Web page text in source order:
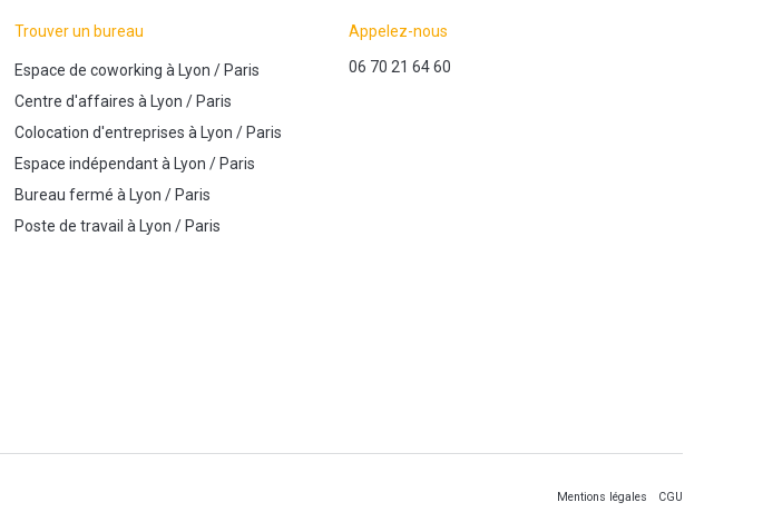
Trouver un bureau
Espace de coworking à Lyon / Paris
Centre d'affaires à Lyon / Paris
Colocation d'entreprises à Lyon / Paris
Espace indépendantà Lyon / Paris
Bureau fermé à Lyon / Paris
Poste de travail à Lyon / Paris
Appelez-nous
06 70 21 64 60
Mentions légales CGU